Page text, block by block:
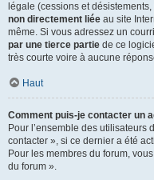
légale (cessions et
non directement liée au site
même. Si vous adressez un
par une tierce partie de ce
très courte voire à aucune
Haut
Comment puis-je contacter un
Pour l’ensemble des utilisateurs
contacter », si ce dernier a été
Pour les membres du forum,
du forum ».